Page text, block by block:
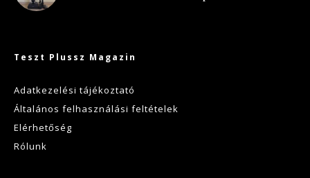
Teszt Plussz Magazin
Adatkezelési tájékoztató
Általános felhasználási feltételek
Elérhetőség
Rólunk